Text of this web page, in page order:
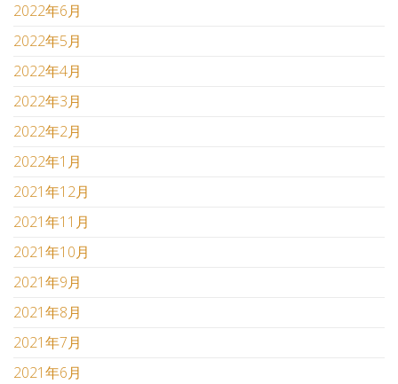
2022年6月
2022年5月
2022年4月
2022年3月
2022年2月
2022年1月
2021年12月
2021年11月
2021年10月
2021年9月
2021年8月
2021年7月
2021年6月